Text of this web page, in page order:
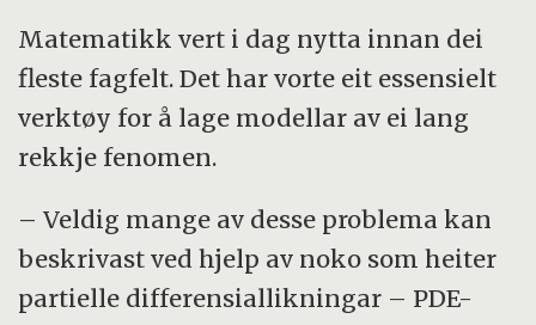
Matematikk vert i dag nytta innan dei
fleste fagfelt. Det har vorte eit essensielt
verktøy for å lage modellar av ei lang
rekkje fenomen.
– Veldig mange av desse problema kan
beskrivast ved hjelp av noko som heiter
partielle differensiallikningar – PDE-